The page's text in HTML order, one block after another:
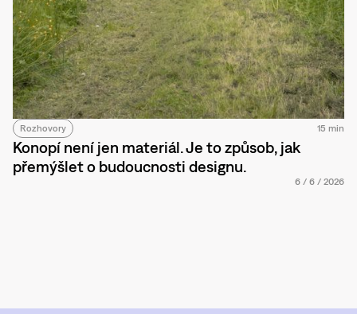
Rozhovory 15 min
Konopí není jen materiál. Je to způsob, jak
přemýšlet o budoucnosti designu.
6 / 6 / 2026